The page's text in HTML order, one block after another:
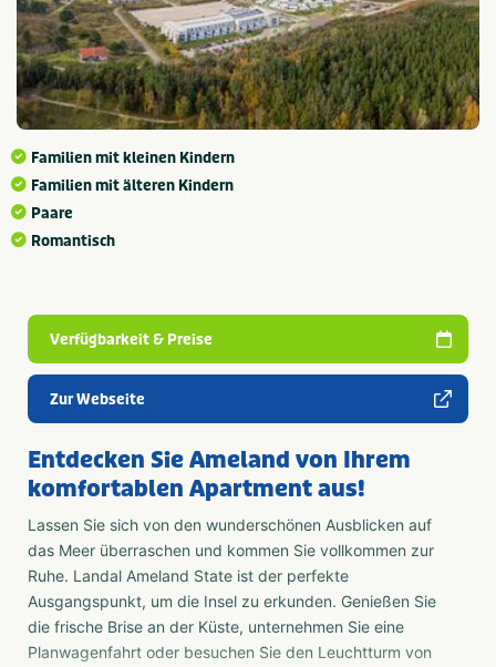
Familien mit kleinen Kindern
Familien mit älteren Kindern
Paare
Romantisch
Verfügbarkeit & Preise
Zur Webseite
Entdecken Sie Ameland von Ihrem
komfortablen Apartment aus!
Lassen Sie sich von den wunderschönen Ausblicken auf
das Meer überraschen und kommen Sie vollkommen zur
Ruhe. Landal Ameland State ist der perfekte
Ausgangspunkt, um die Insel zu erkunden. Genießen Sie
die frische Brise an der Küste, unternehmen Sie eine
Planwagenfahrt oder besuchen Sie den Leuchtturm von